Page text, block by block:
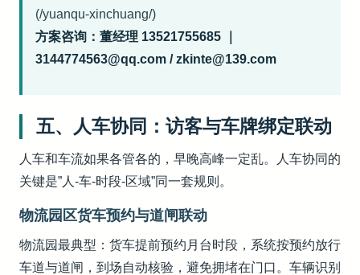
(/yuanqu-xinchuang/)
方案咨询：董经理 13521755685 ｜
3144774563@qq.com / zkinte@139.com
五、人车协同：访客与车牌绑定联动
人车和车流如果各管各的，早晚高峰一定乱。人车协同的
关键是”人-车-时段-区域”同一套规则。
物流园区货车预约与道闸联动
物流园最典型：货车提前预约月台时段，系统按预约放行
车道与道闸，到场自动核验，避免拥堵在门口。车辆识别